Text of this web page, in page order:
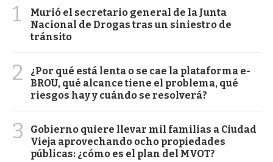
1
Murió el secretario general de la Junta
Nacional de Drogas tras un siniestro de
tránsito
2
¿Por qué está lenta o se cae la plataforma e-
BROU, qué alcance tiene el problema, qué
riesgos hay y cuándo se resolverá?
3
Gobierno quiere llevar mil familias a Ciudad
Vieja aprovechando ocho propiedades
públicas: ¿cómo es el plan del MVOT?